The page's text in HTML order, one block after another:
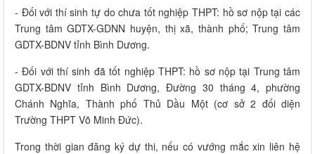
- Đối với thí sinh tự do chưa tốt nghiệp THPT: hồ sơ nộp tại các
Trung tâm GDTX-GDNN huyện, thị xã, thành phố; Trung tâm
GDTX-BDNV tỉnh Bình Dương.
- Đối với thí sinh đã tốt nghiệp THPT: hồ sơ nộp tại Trung tâm
GDTX-BDNV tỉnh Bình Dương, Đường 30 tháng 4, phường
Chánh Nghĩa, Thành phố Thủ Dầu Một (cơ sở 2 đối diện
Trường THPT Võ Minh Đức).
Trong thời gian đăng ký dự thi, nếu có vướng mắc xin liên hệ